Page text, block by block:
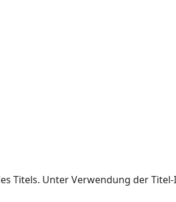
Titels. Unter Verwendung der